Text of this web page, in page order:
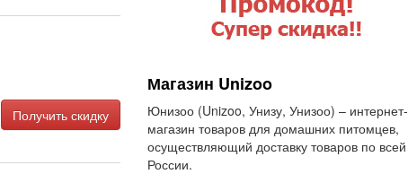
Получить скидку
Магазин Unizoo
Юнизоо (Unizoo, Унизу, Унизоо) – интернет-
магазин товаров для домашних питомцев,
осуществляющий доставку товаров по всей
России.